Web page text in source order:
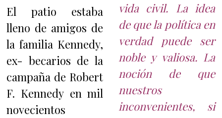
El patio estaba
lleno de amigos de
la familia Kennedy,
ex- becarios de la
campaña de Robert
F. Kennedy en mil
novecientos
vida civil. La idea
de que la política en
verdad puede ser
noble y valiosa. La
noción de que
nuestros
inconvenientes, si